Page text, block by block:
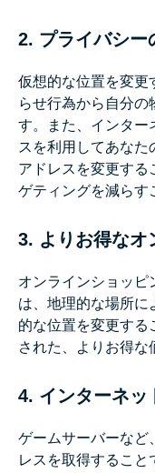
2. プライバシー
仮想的な位置を変更
らせ行為から自分の
す。また、インター
スを利用してあな
アドレスを変更する
ゲティングを減らす
3. よりお得なオ
オンラインショッピ
は、地理的な場所に
的な位置を変更する
された、よりお得な
4. インターネッ
ゲームサーバーなど
レスを取得すること